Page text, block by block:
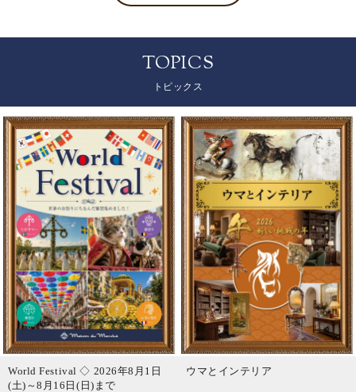
TOPICS
トピックス
World Festival ◇ 2026年8月1日
(土)～8月16日(日)まで
ウマとインテリア